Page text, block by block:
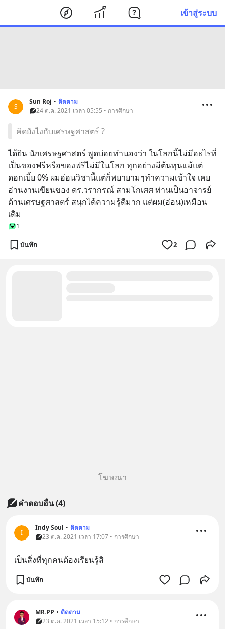
เข้าสู่ระบบ
S
Sun Roj • ติดตาม
24 ต.ค. 2021 เวลา 05:55 • การศึกษา
คิดยังไงกับเศรษฐศาสตร์ ?
ได้ยิน นักเศรษฐศาสตร์ พูดบ่อยทำนองว่า ในโลกนี้ไม่มีอะไรที่
เป็นของฟรีหรือของฟรีไม่มีในโลก ทุกอย่างมีต้นทุนแม้แต่
ดอกเบี้ย 0% ผมอ่อนวิชานีัแต่ก็พยายามๆทำความเข้าใจ เคย
อ่านงานเขียนของ ดร.วรากรณ์ สามโกเศศ ท่านเป็นอาจารย์
ด้านเศรษฐศาสตร์ สนุกได้ความรู้ดีมาก แต่ผม(อ่อน)เหมือน
เดิม
1
บันทึก 2
โฆษณา
คำตอบอื่น(4)
I
Indy Soul • ติดตาม
23 ต.ค. 2021 เวลา 17:07 • การศึกษา
เป็นสิ่งที่ทุกคนต้องเรียนรู้สิ
บันทึก
MR.PP • ติดตาม
23 ต.ค. 2021 เวลา 15:12 • การศึกษา